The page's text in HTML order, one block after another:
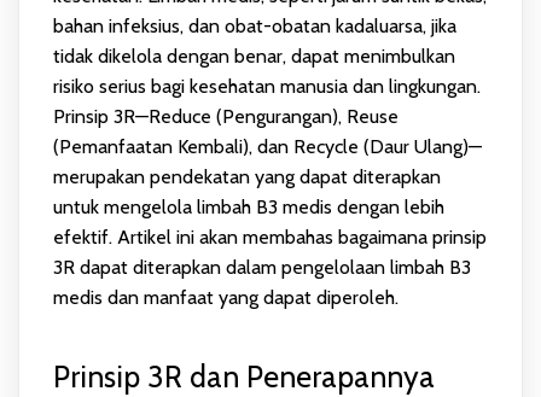
bahan infeksius, dan obat-obatan kadaluarsa, jika
tidak dikelola dengan benar, dapat menimbulkan
risiko serius bagi kesehatan manusia dan lingkungan.
Prinsip 3R—Reduce (Pengurangan), Reuse
(Pemanfaatan Kembali), dan Recycle (Daur Ulang)—
merupakan pendekatan yang dapat diterapkan
untuk mengelola limbah B3 medis dengan lebih
efektif. Artikel ini akan membahas bagaimana prinsip
3R dapat diterapkan dalam pengelolaan limbah B3
medis dan manfaat yang dapat diperoleh.
Prinsip 3R dan Penerapannya